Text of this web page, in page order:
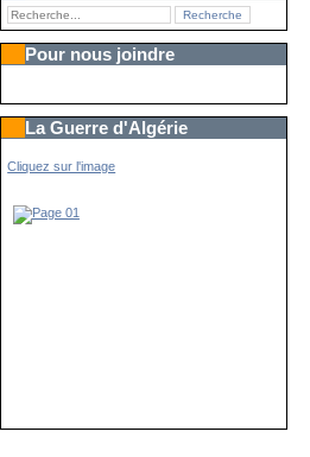
Pour nous joindre
La Guerre d'Algérie
Cliquez sur l'image